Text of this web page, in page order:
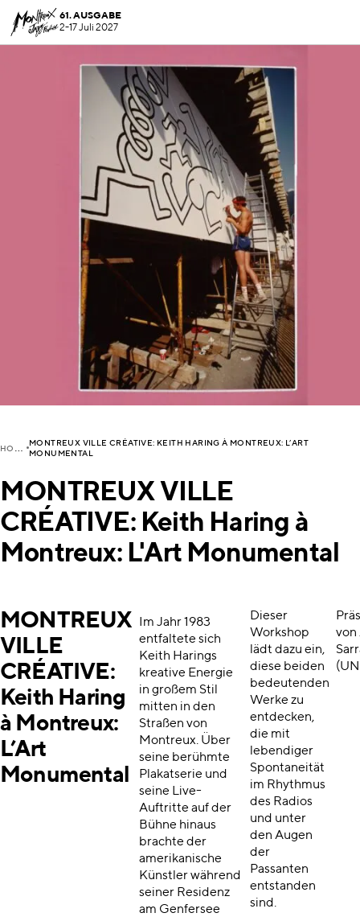
61. AUSGABE
2-17 Juli 2027
H
OME
MONTREUX VILLE CRÉATIVE: KEITH HARING À MONTREUX: L’ART
MONUMENTAL
MONTREUX VILLE
CRÉATIVE: Keith Haring à
Montreux: L'Art Monumental
MONTREUX
VILLE
CRÉATIVE:
Keith Haring
à Montreux:
L’Art
Monumental
Im Jahr 1983
entfaltete sich
Keith Harings
kreative Energie
in großem Stil
mitten in den
Straßen von
Montreux. Über
seine berühmte
Plakatserie und
seine Live-
Auftritte auf der
Bühne hinaus
brachte der
amerikanische
Künstler während
seiner Residenz
am Genfersee
Dieser
Workshop
lädt dazu ein,
diese beiden
bedeutenden
Werke zu
entdecken,
die mit
lebendiger
Spontaneität
im Rhythmus
des Radios
und unter
den Augen
der
Passanten
entstanden
sind.
von